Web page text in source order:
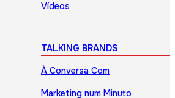
Vídeos
TALKING BRANDS
À Conversa Com
Marketing num Minuto